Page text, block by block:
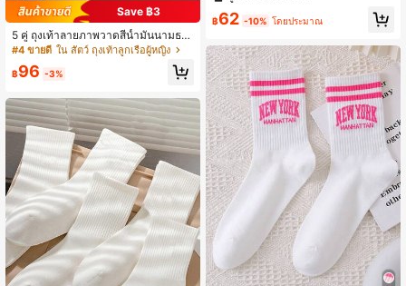
Save ฿3
5 คู่ ถุงเท้าลายภาพวาดสีน้ำมันนามธรร
มสำหรับคู่รัก ยูนิเซกส์, ถุงเท้ายาวระบา
ยอากาศซับเหงื่อ, ถุงเท้าครึ่งแข้งระงับก
ลิ่นกายสไตล์กราฟิตี้ยุโรปและอเมริกาแ
องขวัญคริสต์มาสฤดูใบไม้ร่วง/ฤดูหนาว
#4 ขายดี ใน สัตว์ ถุงเท้าลูกเรือผู้หญิง
฿96 -3%
ถุงเท้า), ถุงเท้าฤดูใบไม้ร่วง
฿62 -10% โดยประมาณ